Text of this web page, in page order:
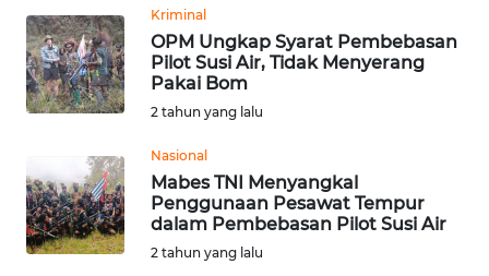
Kriminal
OPM Ungkap Syarat Pembebasan
Pilot Susi Air, Tidak Menyerang
Pakai Bom
2 tahun yang lalu
Nasional
Mabes TNI Menyangkal
Penggunaan Pesawat Tempur
dalam Pembebasan Pilot Susi Air
2 tahun yang lalu
PAPUA
BARAT
WN
RIAU
WN
SERAMBI
WN